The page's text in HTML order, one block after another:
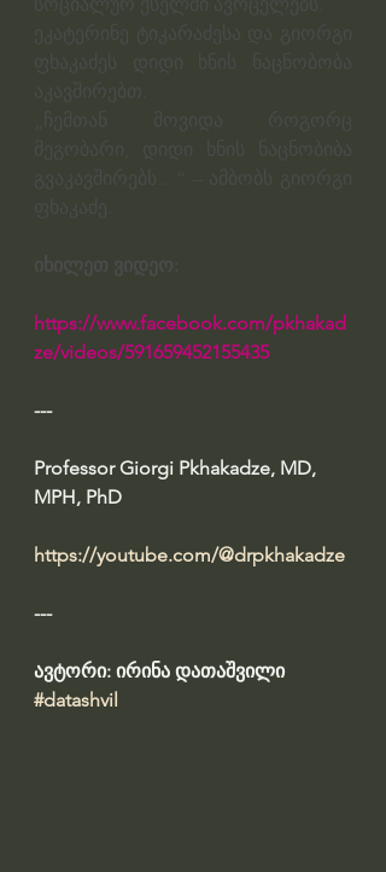
ეკატერინე ტიკარაძესა და გიორგი
ფხაკაძეს დიდი ხნის ნაცნობობა
აკავშირებთ.
„ჩემთან მოვიდა როგორც
მეგობარი, დიდი ხნის ნაცნობიბა
გვაკავშირებს…“ – ამბობს გიორგი
ფხაკაძე.
იხილეთ ვიდეო:
https://www.facebook.com/pkhakad
ze/videos/591659452155435
---
Professor Giorgi Pkhakadze, MD,
MPH, PhD
https://youtube.com/@drpkhakadze
---
ავტორი: ირინა დათაშვილი
#datashvil